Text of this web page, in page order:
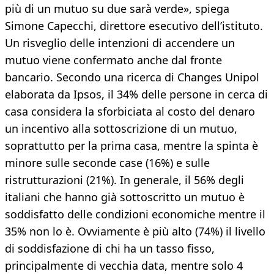
più di un mutuo su due sarà verde», spiega
Simone Capecchi, direttore esecutivo dell’istituto.
Un risveglio delle intenzioni di accendere un
mutuo viene confermato anche dal fronte
bancario. Secondo una ricerca di Changes Unipol
elaborata da Ipsos, il 34% delle persone in cerca di
casa considera la sforbiciata al costo del denaro
un incentivo alla sottoscrizione di un mutuo,
soprattutto per la prima casa, mentre la spinta è
minore sulle seconde case (16%) e sulle
ristrutturazioni (21%). In generale, il 56% degli
italiani che hanno già sottoscritto un mutuo è
soddisfatto delle condizioni economiche mentre il
35% non lo è. Ovviamente è più alto (74%) il livello
di soddisfazione di chi ha un tasso fisso,
principalmente di vecchia data, mentre solo 4